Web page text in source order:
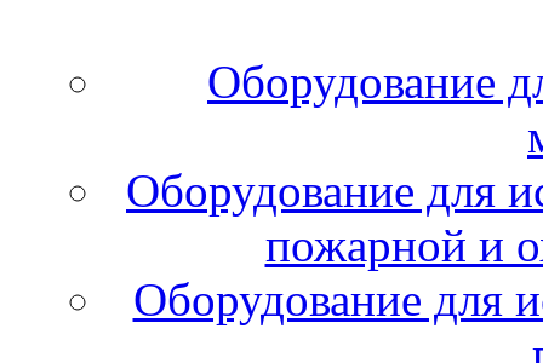
Оборудование
Оборудование для
пожарной и
Оборудование для